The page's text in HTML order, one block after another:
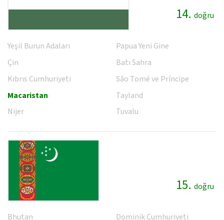
14. doğru
Yeşil Burun Adaları
Çin
Kıbrıs Cumhuriyeti
Macaristan
Nijer
Papua Yeni Gine
Batı Sahra
São Tomé ve Príncipe
Tayland
Tuvalu
15. doğru
Bhutan Dominik Cumhuriyeti